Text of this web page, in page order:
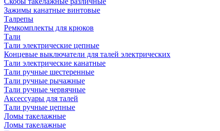
Зажимы канатные винтовые
Талрепы
Ремкомплекты для крюков
Тали
Тали электрические цепные
Концевые выключатели для талей электрических
Тали электрические канатные
Тали ручные шестеренные
Тали ручные рычажные
Тали ручные червячные
Аксессуары для талей
Тали ручные цепные
Ломы такелажные
Ломы такелажные